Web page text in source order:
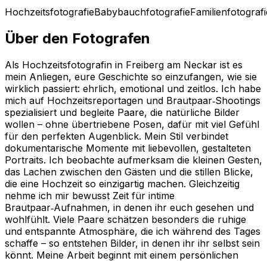
HochzeitsfotografieBabybauchfotografie
Über den Fotografen
Als Hochzeitsfotografin in Freiberg am Neckar ist es
mein Anliegen, eure Geschichte so einzufangen, wie sie
wirklich passiert: ehrlich, emotional und zeitlos. Ich habe
mich auf Hochzeitsreportagen und Brautpaar‑Shootings
spezialisiert und begleite Paare, die natürliche Bilder
wollen – ohne übertriebene Posen, dafür mit viel Gefühl
für den perfekten Augenblick. Mein Stil verbindet
dokumentarische Momente mit liebevollen, gestalteten
Portraits. Ich beobachte aufmerksam die kleinen Gesten,
das Lachen zwischen den Gästen und die stillen Blicke,
die eine Hochzeit so einzigartig machen. Gleichzeitig
nehme ich mir bewusst Zeit für intime
Brautpaar‑Aufnahmen, in denen ihr euch gesehen und
wohlfühlt. Viele Paare schätzen besonders die ruhige
und entspannte Atmosphäre, die ich während des Tages
schaffe – so entstehen Bilder, in denen ihr ihr selbst sein
könnt. Meine Arbeit beginnt mit einem persönlichen